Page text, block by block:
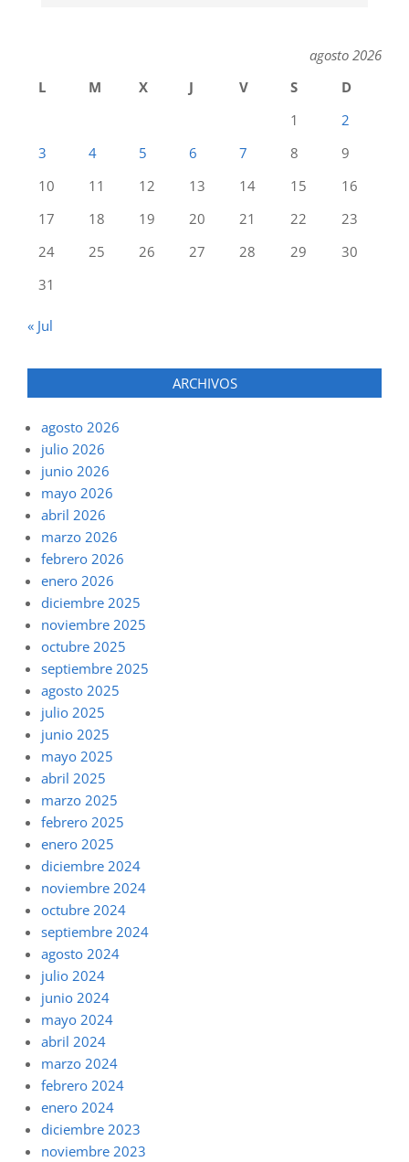
agosto 2026
L
M X J V S
D
1
2
3
4 5 6 7 8
9
10
11 12 13 14 15
16
17
18 19 20 21 22
23
24
25 26 27 28 29
30
31
« Jul
ARCHIVOS
agosto 2026
julio 2026
junio 2026
mayo 2026
abril 2026
marzo 2026
febrero 2026
enero 2026
diciembre 2025
noviembre 2025
octubre 2025
septiembre 2025
agosto 2025
julio 2025
junio 2025
mayo 2025
abril 2025
marzo 2025
febrero 2025
enero 2025
diciembre 2024
noviembre 2024
octubre 2024
septiembre 2024
agosto 2024
julio 2024
junio 2024
mayo 2024
abril 2024
marzo 2024
febrero 2024
enero 2024
diciembre 2023
noviembre 2023